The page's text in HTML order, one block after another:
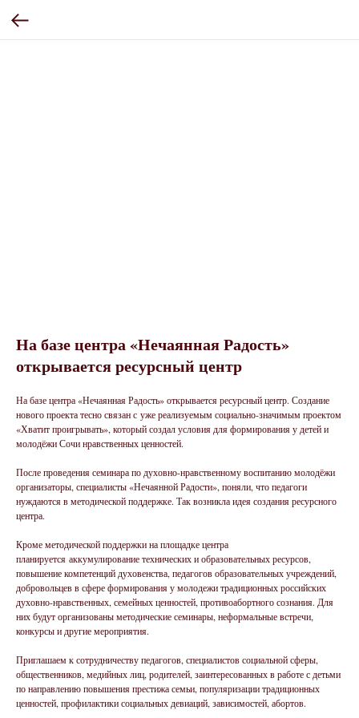
На базе центра «Нечаянная Радость»
открывается ресурсный центр
На базе центра «Нечаянная Радость» открывается ресурсный центр. Создание
нового проекта тесно связан с уже реализуемым социально-значимым проектом
«Хватит проигрывать», который создал условия для формирования у детей и
молодёжи Сочи нравственных ценностей.
После проведения семинара по духовно-нравственному воспитанию молодёжи
организаторы, специалисты «Нечаянной Радости», поняли, что педагоги
нуждаются в методической поддержке. Так возникла идея создания ресурсного
центра.
Кроме методической поддержки на площадке центра
планируется аккумулирование технических и образовательных ресурсов,
повышение компетенций духовенства, педагогов образовательных учреждений,
добровольцев в сфере формирования у молодежи традиционных российских
духовно-нравственных, семейных ценностей, противоабортного сознания. Для
них будут организованы методические семинары, неформальные встречи,
конкурсы и другие мероприятия.
Приглашаем к сотрудничеству педагогов, специалистов социальной сферы,
общественников, медийных лиц, родителей, заинтересованных в работе с детьми
по направлению повышения престижа семьи, популяризации традиционных
ценностей, профилактики социальных девиаций, зависимостей, абортов.